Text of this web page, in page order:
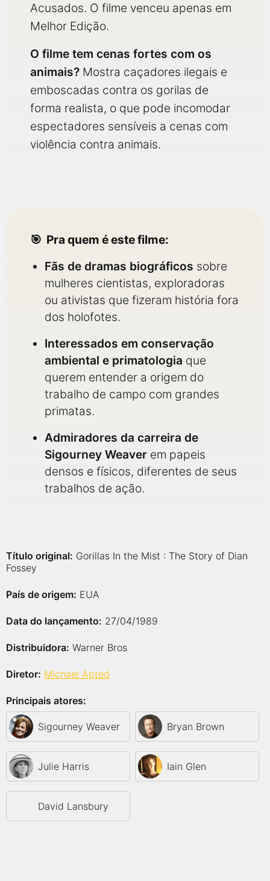
Acusados. O filme venceu apenas em
Melhor Edição.
O filme tem cenas fortes com os
animais? Mostra caçadores ilegais e
emboscadas contra os gorilas de
forma realista, o que pode incomodar
espectadores sensíveis a cenas com
violência contra animais.
Pra quem é este filme:
Fãs de dramas biográficos sobre
mulheres cientistas, exploradoras
ou ativistas que fizeram história fora
dos holofotes.
Interessados em conservação
ambiental e primatologia que
querem entender a origem do
trabalho de campo com grandes
primatas.
Admiradores da carreira de
Sigourney Weaver em papeis
densos e físicos, diferentes de seus
trabalhos de ação.
Título original: Gorillas In the Mist : The Story of Dian
Fossey
País de origem: EUA
Data do lançamento: 27/04/1989
Distribuidora: Warner Bros
Diretor: Michael Apted
Principais atores:
Sigourney Weaver Bryan Brown
Julie Harris Iain Glen
David Lansbury